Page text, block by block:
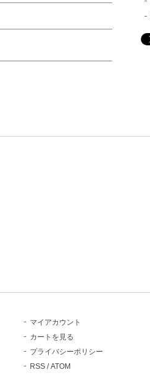
マイアカウント
カートを見る
プライバシーポリシー
RSS /ATOM